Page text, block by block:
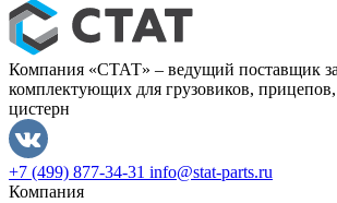
Компания «СТАТ» – ведущий поставщик
комплектующих для грузовиков,
цистерн
+7 (499) 877-34-31 info@stat-parts.ru
Компания